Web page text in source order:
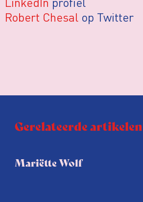
Robert Chesal op Twitter
Gerelateerde artikelen
Mariëtte Wolf